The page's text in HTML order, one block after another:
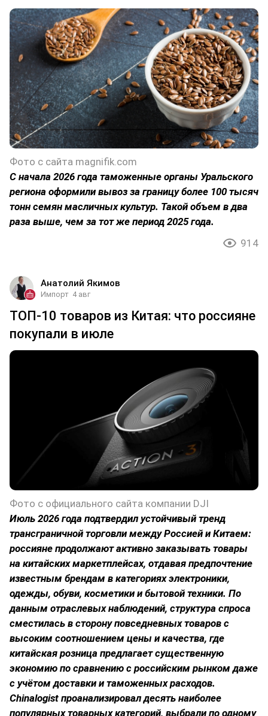
Фото с сайта magnifik.com
С начала 2026 года таможенные органы Уральского
региона оформили вывоз за границу более 100 тысяч
тонн семян масличных культур. Такой объем в два
раза выше, чем за тот же период 2025 года.
914
Анатолий Якимов
Импорт 4 авг
ТОП-10 товаров из Китая: что россияне
покупали в июле
Фото с официального сайта компании DJI
Июль 2026 года подтвердил устойчивый тренд
трансграничной торговли между Россией и Китаем:
россияне продолжают активно заказывать товары
на китайских маркетплейсах, отдавая предпочтение
известным брендам в категориях электроники,
одежды, обуви, косметики и бытовой техники. По
данным отраслевых наблюдений, структура спроса
сместилась в сторону повседневных товаров с
высоким соотношением цены и качества, где
китайская розница предлагает существенную
экономию по сравнению с российским рынком даже
с учётом доставки и таможенных расходов.
Chinalogist проанализировал десять наиболее
популярных товарных категорий, выбрали по одному